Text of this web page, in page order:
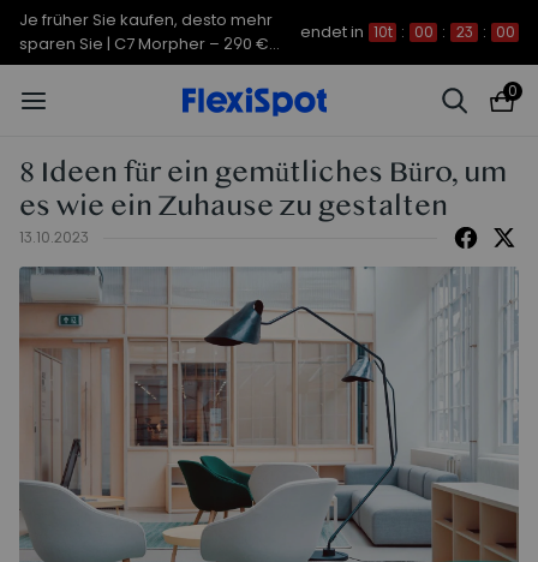
Je früher Sie kaufen, desto mehr
sparen Sie | C7 Morpher – 290 €
Rabatt
endet in 10t : 00 : 22 : 59
0
8 Ideen für ein gemütliches Büro, um
es wie ein Zuhause zu gestalten
13.10.2023